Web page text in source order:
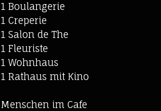
1 Boulangerie
1 Creperie
1 Salon de The
1 Fleuriste
1 Wohnhaus
1 Rathaus mit Kino
Menschen im Cafe